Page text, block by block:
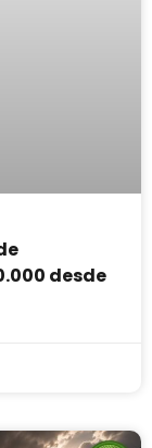
desde